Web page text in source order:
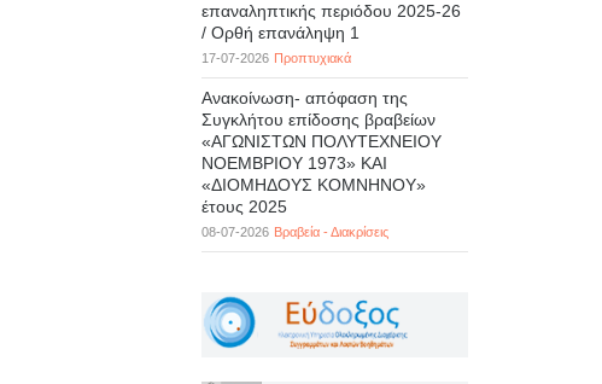
επαναληπτικής περιόδου 2025-26
/ Ορθή επανάληψη 1
17-07-2026 Προπτυχιακά
Ανακοίνωση- απόφαση της
Συγκλήτου επίδοσης βραβείων
«ΑΓΩΝΙΣΤΩΝ ΠΟΛΥΤΕΧΝΕΙΟΥ
ΝΟΕΜΒΡΙΟΥ 1973» ΚΑΙ
«ΔΙΟΜΗΔΟΥΣ ΚΟΜΝΗΝΟΥ»
έτους 2025
08-07-2026 Βραβεία - Διακρίσεις